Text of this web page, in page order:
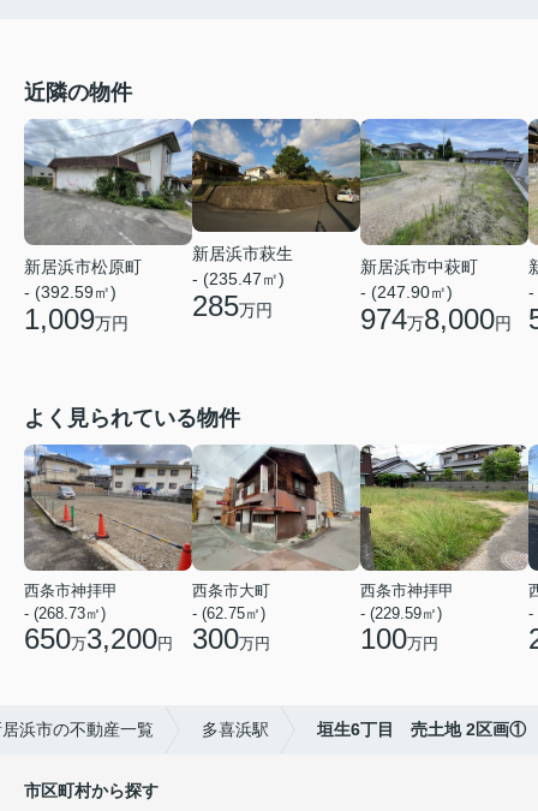
近隣の物件
新居浜市松原町
- (392.59㎡)
1,009万円
新居浜市萩生
- (235.47㎡)
285万円
新居浜市中萩町
- (247.90㎡)
974万8,000円
-
よく見られている物件
西条市神拝甲
- (268.73㎡)
650万3,200円
西条市大町
- (62.75㎡)
300万円
西条市神拝甲
- (229.59㎡)
100万円
-
浜市の不動産一覧 多喜浜駅 垣生6丁目 売土地 2区画①
市区町村から探す